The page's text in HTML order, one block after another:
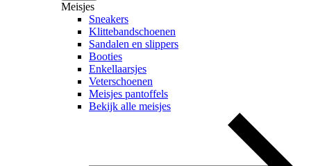
Meisjes
Sneakers
Klittebandschoenen
Sandalen en slippers
Booties
Enkellaarsjes
Veterschoenen
Meisjes pantoffels
Bekijk alle meisjes